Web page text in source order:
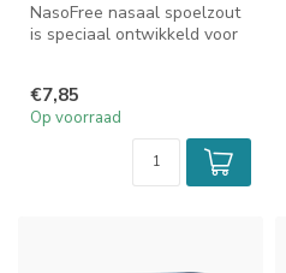
NasoFree nasaal spoelzout
is speciaal ontwikkeld voor
€7,85
Op voorraad